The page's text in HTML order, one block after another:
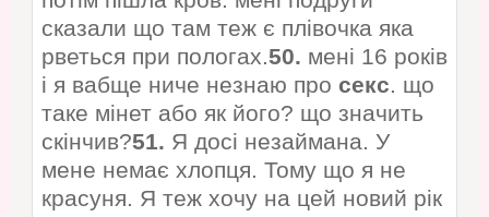
сказали що там теж є плівочка яка
рветься при пологах.50. мені 16 років
і я вабще ниче незнаю про секс. що
таке мінет або як його? що значить
скінчив?51. Я досі незаймана. У
мене немає хлопця. Тому що я не
красуня. Я теж хочу на цей новий рік